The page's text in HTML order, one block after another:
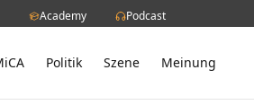
Academy Podcast
Politik Szene Meinung